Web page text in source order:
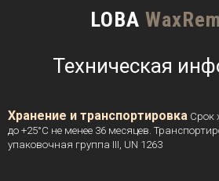
LOBA
Техническая
Хранение и транспортировка Срок
до +25°C не менее 36 месяцев.
упаковочная группа III, UN 1263